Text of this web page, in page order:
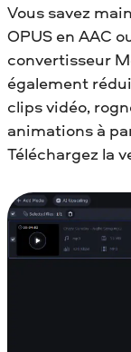
Vous savez
OPUS en AAC
convertisseur
également
clips vidéo,
animations à
Téléchargez la